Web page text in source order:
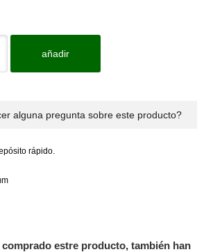
añadir
alguna pregunta sobre este producto?
rápido.
estre producto, también han